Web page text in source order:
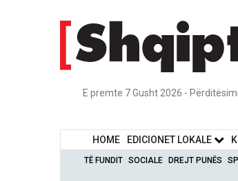
E premte 7 Gusht 2026 -
HOME EDICIONET LOKALE
TË FUNDIT SOCIALE DREJT PUNËS